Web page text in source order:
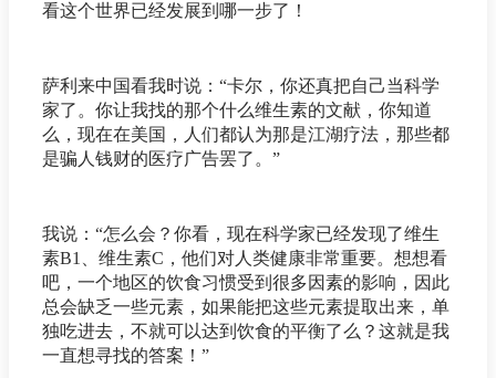
看这个世界已经发展到哪一步了！
萨利来中国看我时说：“卡尔，你还真把自己当科学
家了。你让我找的那个什么维生素的文献，你知道
么，现在在美国，人们都认为那是江湖疗法，那些都
是骗人钱财的医疗广告罢了。”
我说：“怎么会？你看，现在科学家已经发现了维生
素B1、维生素C，他们对人类健康非常重要。想想看
吧，一个地区的饮食习惯受到很多因素的影响，因此
总会缺乏一些元素，如果能把这些元素提取出来，单
独吃进去，不就可以达到饮食的平衡了么？这就是我
一直想寻找的答案！”